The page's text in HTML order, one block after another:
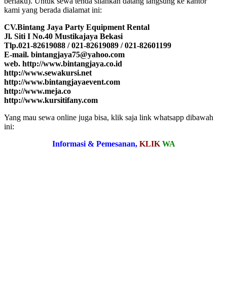
kami yang berada dialamat ini:
CV.Bintang Jaya Party Equipment Rental
Jl. Siti I No.40 Mustikajaya Bekasi
Tlp.021-82619088 / 021-82619089 / 021-82601199
E-mail. bintangjaya75@yahoo.com
web. http://www.bintangjaya.co.id
http://www.sewakursi.net
http://www.bintangjayaevent.com
http://www.meja.co
http://www.kursitifany.com
Yang mau sewa online juga bisa, klik saja link whatsapp dibawah
ini:
Informasi & Pemesanan, KLIK WA